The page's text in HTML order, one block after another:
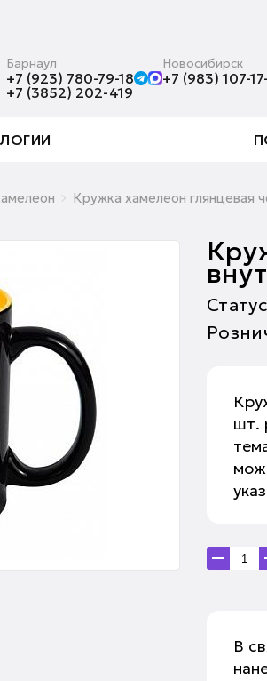
Барнаул
+7 (923) 780-79-18
+7 (3852) 202-419
Новосибирск
+7 (983) 107-
Кружка хамелеон глянцевая
шт.
В